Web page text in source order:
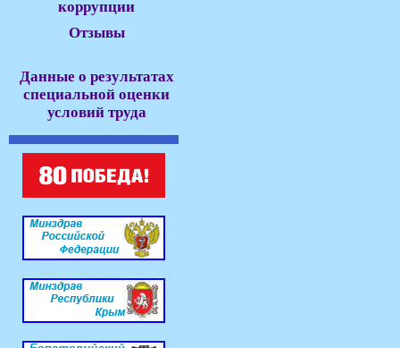
коррупции
Отзывы
Данные о результатах
специальной оценки
условий труда